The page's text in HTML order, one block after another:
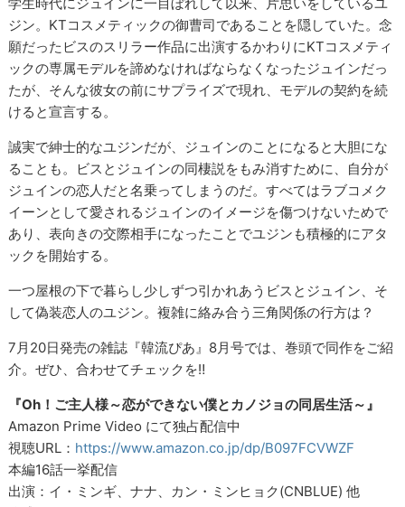
ジン。KTコスメティックの御曹司であることを隠していた。念
願だったビスのスリラー作品に出演するかわりにKTコスメティ
ックの専属モデルを諦めなければならなくなったジュインだっ
たが、そんな彼女の前にサプライズで現れ、モデルの契約を続
けると宣言する。
誠実で紳士的なユジンだが、ジュインのことになると大胆にな
ることも。ビスとジュインの同棲説をもみ消すために、自分が
ジュインの恋人だと名乗ってしまうのだ。すべてはラブコメク
イーンとして愛されるジュインのイメージを傷つけないためで
あり、表向きの交際相手になったことでユジンも積極的にアタ
ックを開始する。
一つ屋根の下で暮らし少しずつ引かれあうビスとジュイン、そ
して偽装恋人のユジン。複雑に絡み合う三角関係の行方は？
7月20日発売の雑誌『韓流ぴあ』8月号では、巻頭で同作をご紹
介。ぜひ、合わせてチェックを‼
『Oh！ご主人様～恋ができない僕とカノジョの同居生活～』
Amazon Prime Video にて独占配信中
視聴URL： https://www.amazon.co.jp/dp/B097FCVWZF
本編16話一挙配信
出演：イ・ミンギ、ナナ、カン・ミンヒョク(CNBLUE) 他